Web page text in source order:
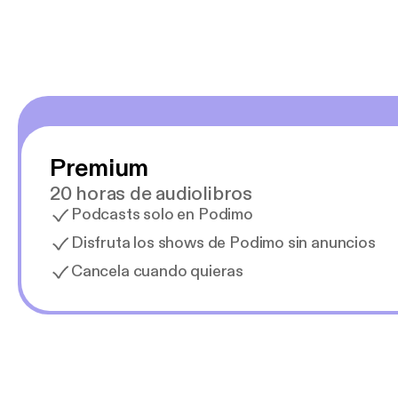
Premium
20 horas de audiolibros
Podcasts solo en Podimo
Disfruta los shows de Podimo sin anuncios
Cancela cuando quieras